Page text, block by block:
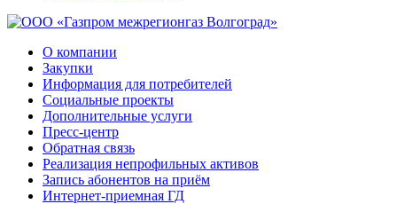
О компании
Закупки
Информация для потребителей
Социальные проекты
Дополнительные услуги
Пресс-центр
Обратная связь
Реализация непрофильных активов
Запись абонентов на приём
Интернет-приемная ГД